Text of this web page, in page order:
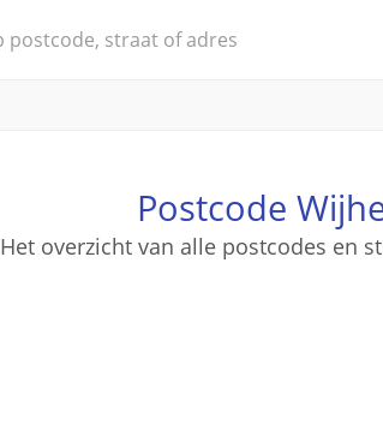
Postcode
Het overzicht van alle postcodes en